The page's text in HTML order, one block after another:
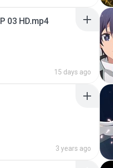
03 HD.mp4
15 days ago
3 years ago